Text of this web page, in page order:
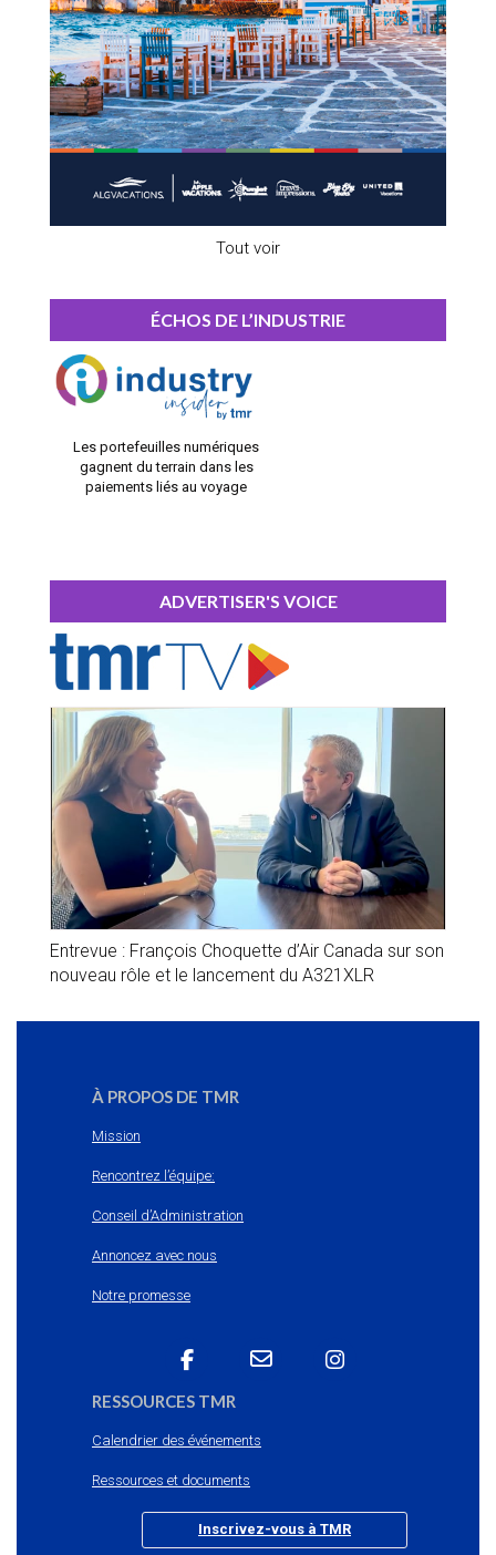
Tout voir
ÉCHOS DE L’INDUSTRIE
Les portefeuilles numériques
gagnent du terrain dans les
paiements liés au voyage
ADVERTISER'S VOICE
Entrevue : François Choquette d’Air Canada sur son
nouveau rôle et le lancement du A321XLR
À PROPOS DE TMR
Mission
Rencontrez l’équipe:
Conseil d’Administration
Annoncez avec nous
Notre promesse
RESSOURCES TMR
Calendrier des événements
Ressources et documents
Inscrivez-vous à TMR